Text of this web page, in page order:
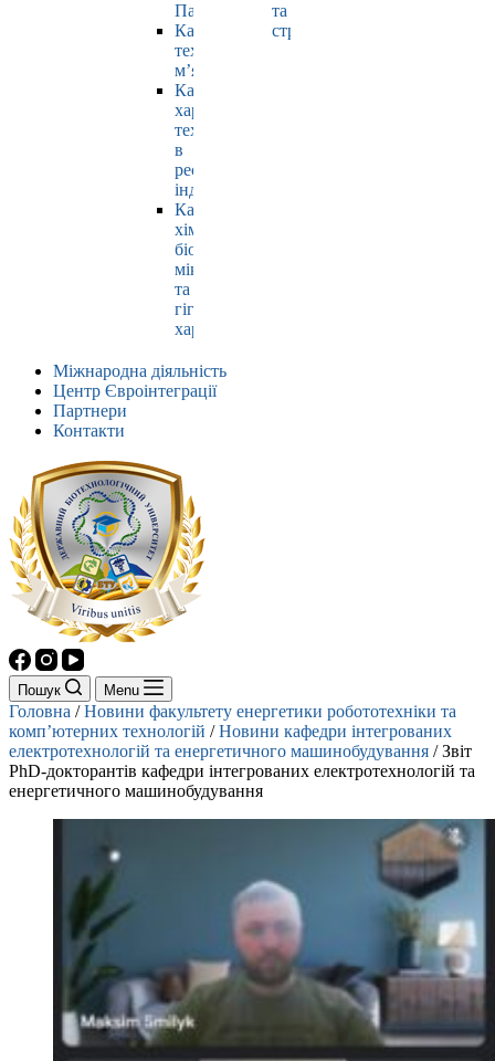
Павлюк
Кафедра
технології
м’яса
Кафедра
харчових
технологій
в
ресторанній
індустрії
Кафедра
хімії,
біохімії,
мікробіології
та
гігієни
харчування
та
страхування
Міжнародна діяльність
Центр Євроінтеграції
Партнери
Контакти
Пошук Menu
Головна /Новини факультету енергетики робототехніки та
комп’ютерних технологій /Новини кафедри інтегрованих
електротехнологій та енергетичного машинобудування /Звіт
РhD-докторантів кафедри інтегрованих електротехнологій та
енергетичного машинобудування